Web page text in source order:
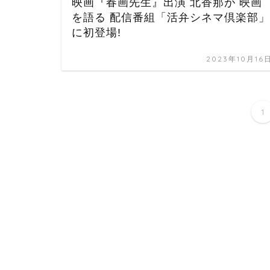
を語る 配信番組「活弁シネマ倶楽部」
に初登場!
2023年10月16日
1